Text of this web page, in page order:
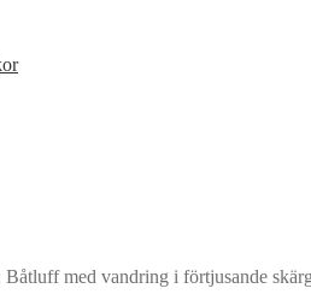
med vandring i förtjusande